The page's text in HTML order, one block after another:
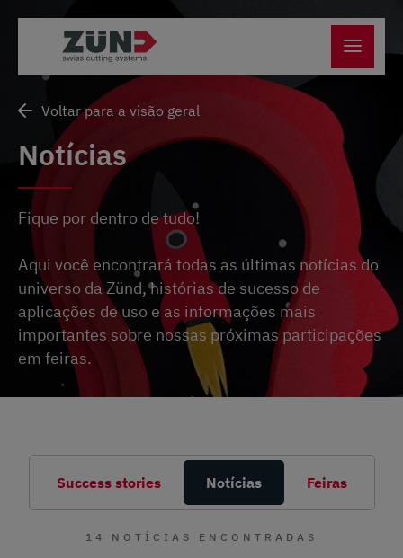
Voltar para a visão geral
Notícias
Fique por dentro de tudo!
Aqui você encontrará todas as últimas notícias do
universo da Zünd, histórias de sucesso de
aplicações de uso e as informações mais
importantes sobre nossas próximas participações
em feiras.
Success stories Notícias Feiras
14 NOTÍCIAS ENCONTRADAS